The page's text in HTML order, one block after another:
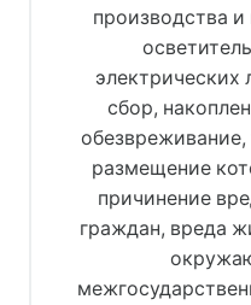
производства и
сбор,
размещение
причинение
граждан, вреда